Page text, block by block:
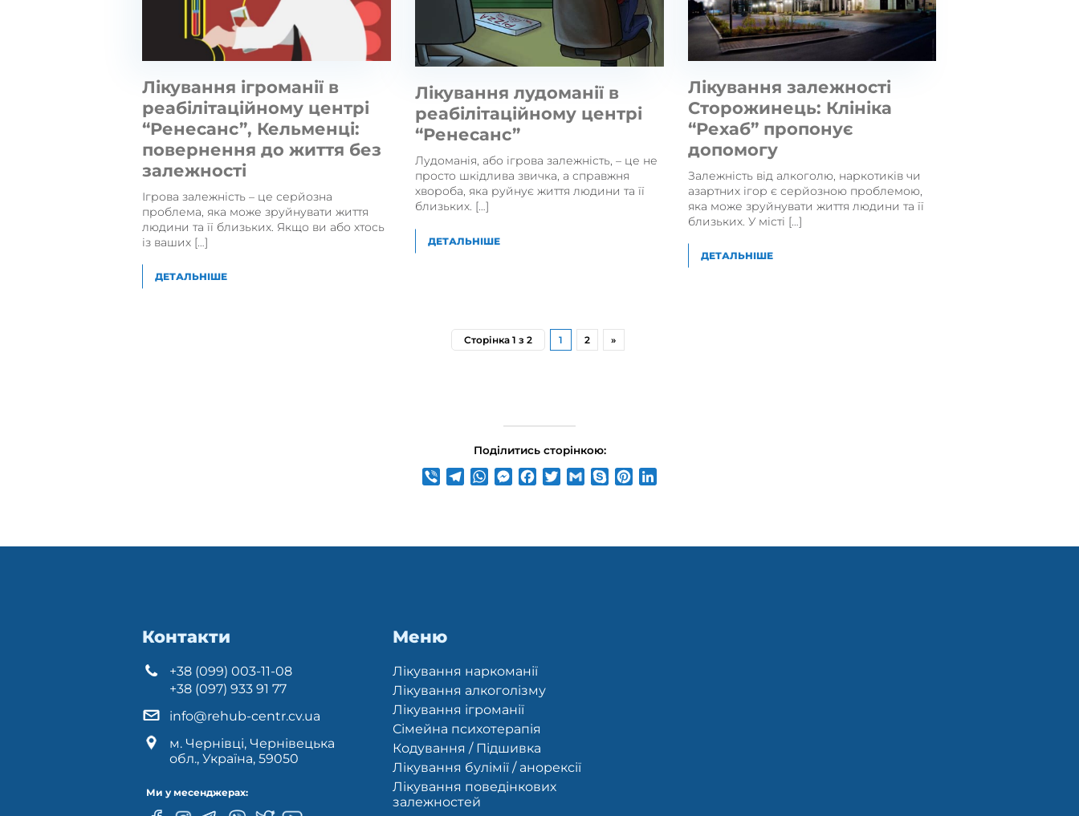
Лікування ігроманії в
реабілітаційному центрі
“Ренесанс”, Кельменці:
повернення до життя без
залежності
Ігрова залежність – це серйозна
проблема, яка може зруйнувати життя
людини та її близьких. Якщо ви або хтось
із ваших […]
ДЕТАЛЬНІШЕ
Лікування лудоманії в
реабілітаційному центрі
“Ренесанс”
Лудоманія, або ігрова залежність, – це не
просто шкідлива звичка, а справжня
хвороба, яка руйнує життя людини та її
близьких. […]
ДЕТАЛЬНІШЕ
Лікування залежності
Сторожинець: Клініка
“Рехаб” пропонує
допомогу
Залежність від алкоголю, наркотиків чи
азартних ігор є серйозною проблемою,
яка може зруйнувати життя людини та її
близьких. У місті […]
ДЕТАЛЬНІШЕ
Сторінка 1 з 2 1 2 »
Поділитись сторінкою:
ViberTelegram
WhatsApp
Messenger
Facebook
TwitterGmailSkypePinterest
Контакти
+38 (099) 003-11-08
+38 (097) 933 91 77
info@rehub-centr.cv.ua
м. Чернівці, Чернівецька
обл., Україна, 59050
Ми у месенджерах:
Меню
Лікування наркоманії
Лікування алкоголізму
Лікування ігроманії
Сімейна психотерапія
Кодування / Підшивка
Лікування булімії / анорексії
Лікування поведінкових
залежностей